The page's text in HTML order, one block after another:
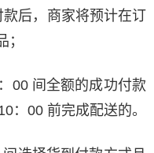
款后，商家将预计在订
00 间全额的成功付款
：00 前完成配送的。